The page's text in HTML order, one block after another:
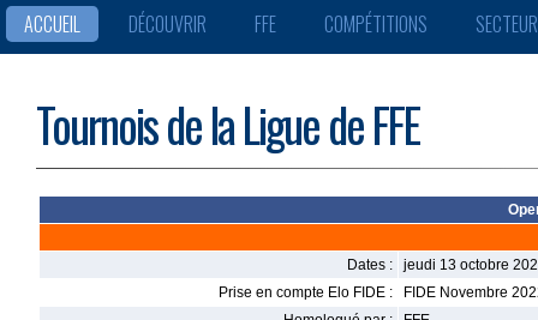
ACCUEIL DÉCOUVRIR FFE COMPÉTITIONS
Tournois de la Ligue de FFE
Dates :
jeudi 13 octobre
Prise en compte Elo FIDE :
FIDE Novembre